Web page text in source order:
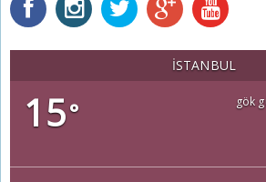
İSTANBUL
15°
gök